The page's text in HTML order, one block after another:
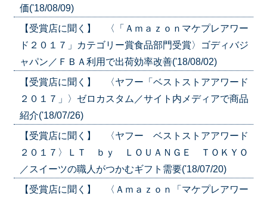
価('18/08/09)
【受賞店に聞く】 〈「Ａｍａｚｏｎマケプレアワー
ド２０１７」カテゴリー賞食品部門受賞〉ゴディバジ
ャパン／ＦＢＡ利用で出荷効率改善('18/08/02)
【受賞店に聞く】 〈ヤフー「ベストストアアワード
２０１７」〉ゼロカスタム／サイト内メディアで商品
紹介('18/07/26)
【受賞店に聞く】 〈ヤフー ベストストアアワード
２０１７〉ＬＴ ｂｙ ＬＯＵＡＮＧＥ ＴＯＫＹＯ
／スイーツの職人がつかむギフト需要('18/07/20)
【受賞店に聞く】 〈Ａｍａｚｏｎ「マケプレアワー